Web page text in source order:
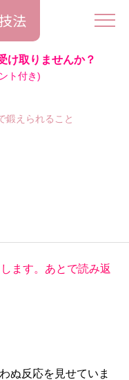
法
け取りませんか？
ト付き)
鍛えられること
ます。あとで読み返
ぬ反応を見せていま